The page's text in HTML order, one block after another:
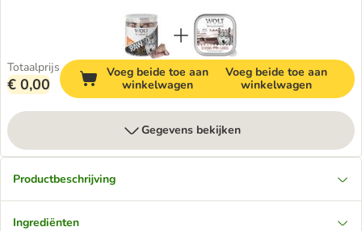
Totaalprijs
€ 0,00
Voeg beide toe aan
winkelwagen
Voeg beide toe aan
winkelwagen
Gegevens bekijken
Productbeschrijving
Ingrediënten